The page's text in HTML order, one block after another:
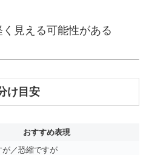
見える可能性がある
け目安
おすすめ表現
が／恐縮ですが